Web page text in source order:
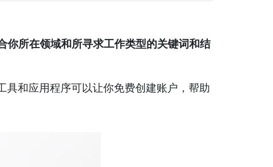
你所在领域和所寻求工作类型的关键词和结
具和应用程序可以让你免费创建账户，帮助